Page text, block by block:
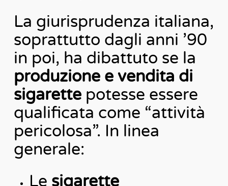
La giurisprudenza italiana,
soprattutto dagli anni ’90
in poi, ha dibattuto se la
produzione e vendita di
sigarettepotesse essere
qualificata come “attività
pericolosa”. In linea
generale:
Le sigarette